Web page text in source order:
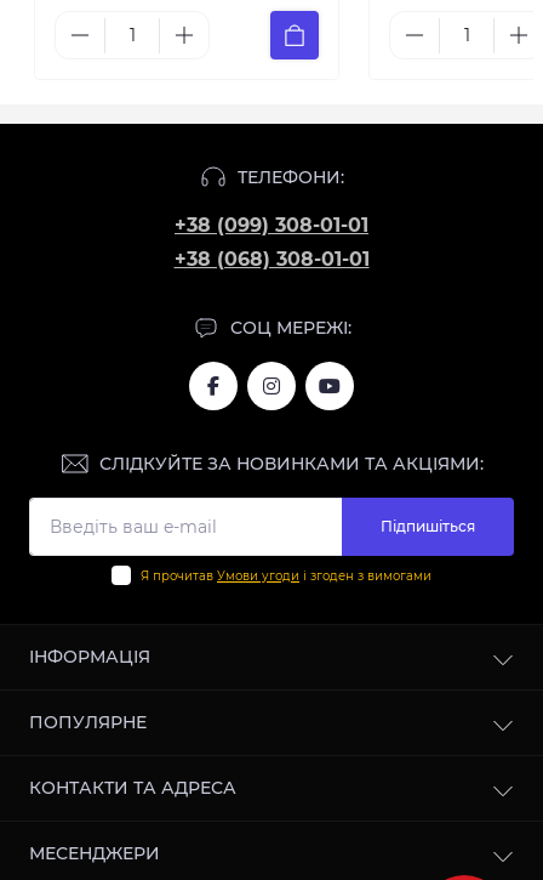
ТЕЛЕФОНИ:
+38 (099) 308-01-01
+38 (068) 308-01-01
СОЦ МЕРЕЖІ:
СЛІДКУЙТЕ ЗА НОВИНКАМИ ТА АКЦІЯМИ:
Підпишіться
Я прочитав Умови угоди і згоден з вимогами
ІНФОРМАЦІЯ
Відгуки
Зворотній зв'язок
Карта сайту
ПОПУЛЯРНЕ
Цегла
Гіпсокартон
КОНТАКТИ ТА АДРЕСА
77300
МЕСЕНДЖЕРИ